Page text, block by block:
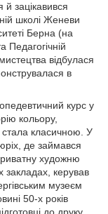
зацікавився
школі Женеви
Берна (на
відбулася
в
курс у
кольору,
класичною. У
де займався
художню
закладах, керував
музеєм
50-х років